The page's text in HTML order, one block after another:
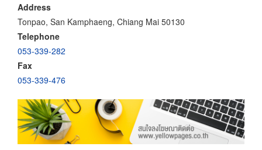
Address
Tonpao, San Kamphaeng, Chiang Mai 50130
Telephone
053-339-282
Fax
053-339-476